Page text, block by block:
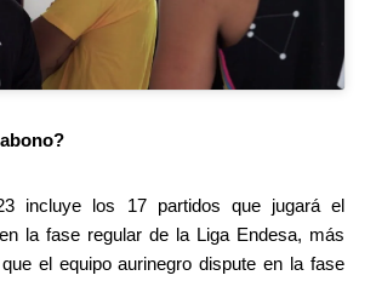
incluye los 17 partidos que jugará el
la fase regular de la Liga Endesa, más
el equipo aurinegro dispute en la fase